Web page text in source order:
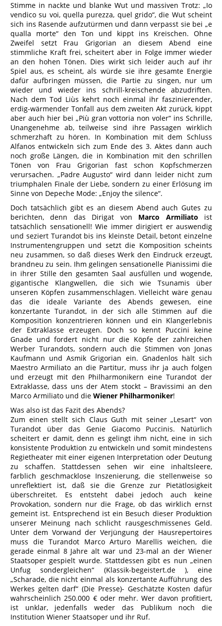
Stimme in nackte und blanke Wut und massiven Trotz: „Io
vendico su voi, quella purezza, quel grido“, die Wut scheint
sich ins Rasende aufzutürmen und dann verpasst sie bei „e
qualla morte“ den Ton und kippt ins Kreischen. Ohne
Zweifel setzt Frau Grigorian an diesem Abend eine
stimmliche Kraft frei, scheitert aber in Folge immer wieder
an den hohen Tönen. Dies wirkt sich leider auch auf ihr
Spiel aus, es scheint, als würde sie ihre gesamte Energie
dafür aufbringen müssen, die Partie zu singen, nur um
wieder und wieder ins schrill-kreischende abzudriften.
Nach dem Tod Liùs kehrt noch einmal ihr faszinierender,
erdig-wärmender Tonfall aus dem zweiten Akt zurück, kippt
aber auch hier bei „Più gran vottoria non voler“ ins Schrille,
Unangenehme ab, teilweise sind ihre Passagen wirklich
schmerzhaft zu hören. In Kombination mit dem Schluss
Alfanos entwickeln sich zum Ende des 3. Aktes dann auch
noch große Längen, die in Kombination mit den schrillen
Tönen von Frau Grigorian fast schon Kopfschmerzen
verursachen. „Padre Augusto“ wird dann leider nicht zum
triumphalen Finale der Liebe, sondern zu einer Erlösung im
Sinne von Depeche Mode: „Enjoy the silence“.
Doch tatsächlich gibt es an diesem Abend auch Gutes zu
berichten, denn das Dirigat von Marco Armiliato ist
tatsächlich sensationell! Wie immer dirigiert er auswendig
und seziert Turandot bis ins kleinste Detail, betont einzelne
Instrumentengruppen und setzt die Komposition scheints
neu zusammen, so daß dieses Werk den Eindruck erzeugt,
brandneu zu sein. Ihm gelingen sensationelle Pianissimi die
in ihrer Stille den gesamten Saal ausfüllen und wogende,
gigantische Klangwellen, die sich wie Tsunamis über
unseren Köpfen zusammenschlagen. Vielleicht wäre genau
das die ideale Variante des Abends gewesen, eine
konzertante Turandot, in der sich alle Stimmen auf die
Komposition konzentrieren können und ein Klangerlebnis
der Extraklasse erzeugen. Doch so kennt Puccini keine
Gnade und fordert nicht nur die Köpfe der zahlreichen
Werber Turandots, sondern auch die Stimmen von Jonas
Kaufmann und Asmik Grigorian ein. Gnadenlos hält sich
Maestro Armiliato an die Partitur, muss ihr ja auch folgen
und erzeugt mit den Philharmonikern eine Turandot der
Extraklasse, dass uns der Atem stockt – Bravissimi an den
Marco Armiliato und die Wiener Philharmoniker!
Was also ist das Fazit des Abends?
Zum einen stellt sich Claus Guth mit seiner „Lesart“ von
Turandot über das Genie Giacomo Puccinis. Natürlich
scheitert er damit, denn es gelingt ihm nicht, eine in sich
konsistente Produktion zu entwickeln und somit mindestens
Regietheater mit einer eigenen Interpretation oder Deutung
zu schaffen. Stattdessen sehen wir eine inhaltsleere,
farblich geschmacklose Inszenierung, die stellenweise so
unreflektiert ist, daß sie die Grenze zur Pietätlosigkeit
überschreitet. Es entsteht dabei jedoch auch keine
Provokation, sondern nur die Frage, ob das wirklich ernst
gemeint ist. Entsprechend ist ein Besuch dieser Produktion
unserer Meinung nach schlicht rausgeschmissenes Geld.
Unter dem Vorwand der Verjüngung der Hausrepertoires
muss die Turandot Marco Arturo Marellis weichen, die
gerade einmal 8 Jahre alt war und 23-mal an der Wiener
Staatsoper gespielt wurde. Stattdessen gibt es nun „einen
Unfug sondergleichen“ (Klassik-begeistert.de ), eine
„Scharade, die nicht einmal als konzertante Aufführung des
Werkes gelten darf“ (Die Presse)- Geschätzte Kosten dafür
wahrscheinlich 250.000 € oder mehr. Wer davon profitiert,
ist unklar, jedenfalls weder das Publikum noch die
Institution Wiener Staatsoper und ihr Ruf.